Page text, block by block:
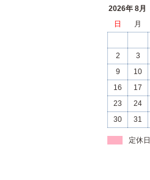
2026年 8月
日
月
2
3
9
10
16
17
23
24
30
31
定休日